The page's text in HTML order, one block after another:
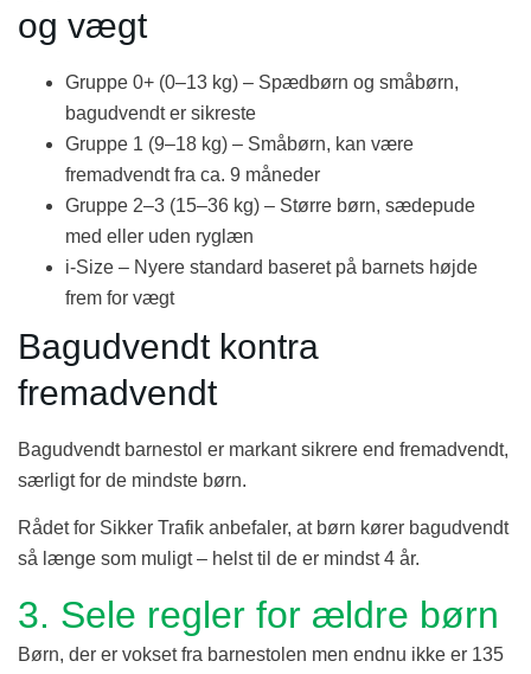
og vægt
Gruppe 0+ (0–13 kg) – Spædbørn og småbørn,
bagudvendt er sikreste
Gruppe 1 (9–18 kg) – Småbørn, kan være
fremadvendt fra ca. 9 måneder
Gruppe 2–3 (15–36 kg) – Større børn, sædepude
med eller uden ryglæn
i-Size – Nyere standard baseret på barnets højde
frem for vægt
Bagudvendt kontra
fremadvendt
Bagudvendt barnestol er markant sikrere end fremadvendt,
særligt for de mindste børn.
Rådet for Sikker Trafik anbefaler, at børn kører bagudvendt
så længe som muligt – helst til de er mindst 4 år.
3. Sele regler for ældre børn
Børn, der er vokset fra barnestolen men endnu ikke er 135